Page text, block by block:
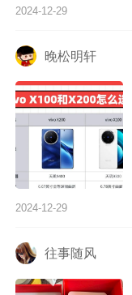
2024-12-29
晚松明轩
2024-12-29
往事随风